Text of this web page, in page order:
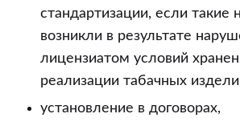
стандартизации, если такие
возникли в результате
лицензиатом условий
реализации табачных
установление в договорах,